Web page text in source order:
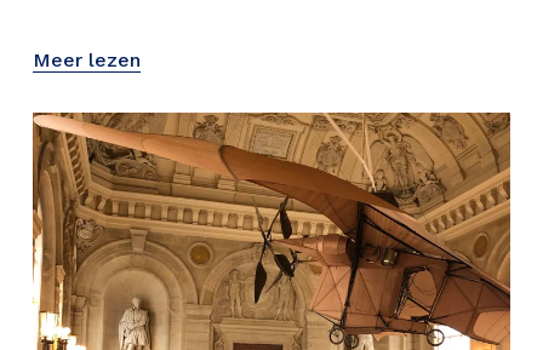
Meer lezen